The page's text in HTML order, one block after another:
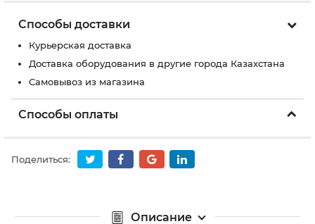
Способы доставки
Курьерская доставка
Доставка оборудования в другие города Казахстана
Самовывоз из магазина
Способы оплаты
Поделиться:
Описание